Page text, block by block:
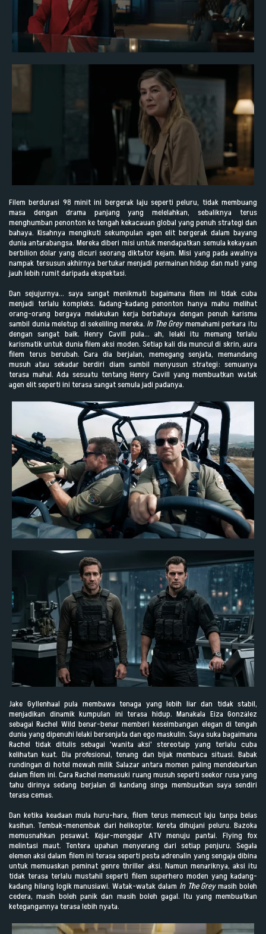
Filem berdurasi 98 minit ini bergerak laju seperti peluru, tidak membuang
masa dengan drama panjang yang melelahkan, sebaliknya terus
menghumban penonton ke tengah kekacauan global yang penuh strategi dan
bahaya. Kisahnya mengikuti sekumpulan agen elit bergerak dalam bayang
dunia antarabangsa. Mereka diberi misi untuk mendapatkan semula kekayaan
berbilion dolar yang dicuri seorang diktator kejam. Misi yang pada awalnya
nampak tersusun akhirnya bertukar menjadi permainan hidup dan mati yang
jauh lebih rumit daripada ekspektasi.
Dan sejujurnya… saya sangat menikmati bagaimana filem ini tidak cuba
menjadi terlalu kompleks. Kadang-kadang penonton hanya mahu melihat
orang-orang bergaya melakukan kerja berbahaya dengan penuh karisma
sambil dunia meletup di sekeliling mereka. In The Greymemahami perkara itu
dengan sangat baik. Henry Cavill pula… ah, lelaki itu memang terlalu
karismatik untuk dunia filem aksi moden. Setiap kali dia muncul di skrin, aura
filem terus berubah. Cara dia berjalan, memegang senjata, memandang
musuh atau sekadar berdiri diam sambil menyusun strategi: semuanya
terasa mahal. Ada sesuatu tentang Henry Cavill yang membuatkan watak
agen elit seperti ini terasa sangat semula jadi padanya.
Jake Gyllenhaal pula membawa tenaga yang lebih liar dan tidak stabil,
menjadikan dinamik kumpulan ini terasa hidup. Manakala Eiza González
sebagai Rachel Wild benar-benar memberi keseimbangan elegan di tengah
dunia yang dipenuhi lelaki bersenjata dan ego maskulin. Saya suka bagaimana
Rachel tidak ditulis sebagai 'wanita aksi' stereotaip yang terlalu cuba
kelihatan kuat. Dia profesional, tenang dan bijak membaca situasi. Babak
rundingan di hotel mewah milik Salazar antara momen paling mendebarkan
dalam filem ini. Cara Rachel memasuki ruang musuh seperti seekor rusa yang
tahu dirinya sedang berjalan di kandang singa membuatkan saya sendiri
terasa cemas.
Dan ketika keadaan mula huru-hara, filem terus memecut laju tanpa belas
kasihan. Tembak-menembak dari helikopter. Kereta dihujani peluru. Bazoka
memusnahkan pesawat. Kejar-mengejar ATV menuju pantai. Flying fox
melintasi maut. Tentera upahan menyerang dari setiap penjuru. Segala
elemen aksi dalam filem ini terasa seperti pesta adrenalin yang sengaja dibina
untuk memuaskan peminat genre thriller aksi. Namun menariknya, aksi itu
tidak terasa terlalu mustahil seperti filem superhero moden yang kadang-
kadang hilang logik manusiawi. Watak-watak dalam In The Greymasih boleh
cedera, masih boleh panik dan masih boleh gagal. Itu yang membuatkan
ketegangannya terasa lebih nyata.